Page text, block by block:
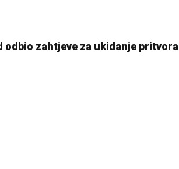
odbio zahtjeve za ukidanje pritvora